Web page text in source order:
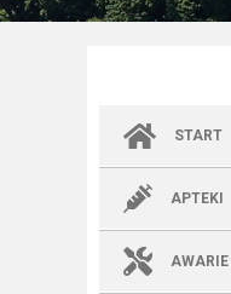
START
APTEKI
AWARIE